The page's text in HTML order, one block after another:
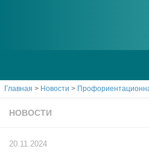
О РГУ СоцТех
Учёный совет
Главная > Новости >
НОВОСТИ
20.11.2024